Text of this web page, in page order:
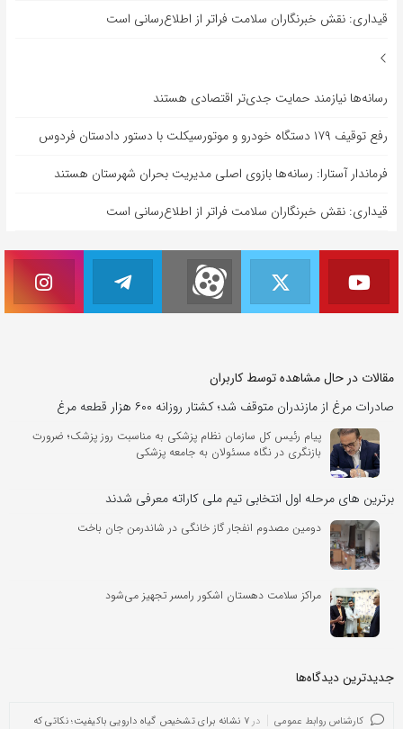
قیداری: نقش خبرنگاران سلامت فراتر از اطلاع‌رسانی است
رسانه‌ها نیازمند حمایت جدی‌تر اقتصادی هستند
رفع توقیف ۱۷۹ دستگاه خودرو و موتورسیکلت با دستور دادستان فردوس
فرماندار آستارا: رسانه‌ها بازوی اصلی مدیریت بحران شهرستان هستند
قیداری: نقش خبرنگاران سلامت فراتر از اطلاع‌رسانی است
مقالات در حال مشاهده توسط کاربران
صادرات مرغ از مازندران متوقف شد؛ کشتار روزانه ۶۰۰ هزار ‌قطعه مرغ
پیام رئیس کل سازمان نظام پزشکی به مناسبت روز پزشک؛ ضرورت
بازنگری در نگاه مسئولان به جامعه پزشکی
برترین های مرحله اول انتخابی تیم ملی کاراته معرفی شدند
دومین مصدوم انفجار گاز خانگی در شاندرمن جان باخت
مراکز سلامت دهستان اشکور رامسر تجهیز می‌شود
جدیدترین دیدگاه‌‌ها
کارشناس روابط عمومی در ۷ نشانه برای تشخیص گیاه دارویی باکیفیت؛ نکاتی که